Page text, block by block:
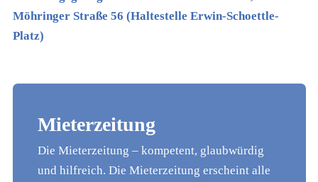
Möhringer Straße 56 (Haltestelle Erwin-Schoettle-
Platz)
Mieterzeitung
Die Mieterzeitung – kompetent, glaubwürdig
und hilfreich. Die Mieterzeitung erscheint alle